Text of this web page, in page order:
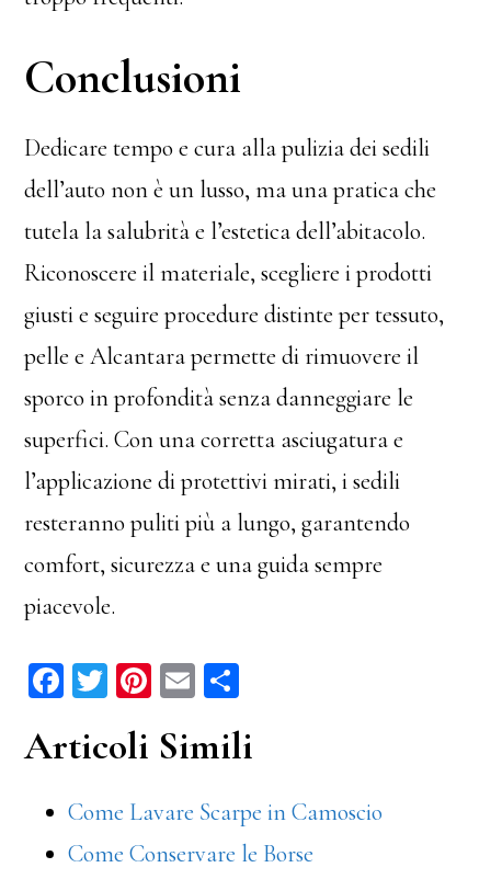
Conclusioni
Dedicare tempo e cura alla pulizia dei sedili
dell’auto non è un lusso, ma una pratica che
tutela la salubrità e l’estetica dell’abitacolo.
Riconoscere il materiale, scegliere i prodotti
giusti e seguire procedure distinte per tessuto,
pelle e Alcantara permette di rimuovere il
sporco in profondità senza danneggiare le
superfici. Con una corretta asciugatura e
l’applicazione di protettivi mirati, i sedili
resteranno puliti più a lungo, garantendo
comfort, sicurezza e una guida sempre
piacevole.
Fa
bo
T
tt
Pi
er
t
E
ail di
di
Articoli Simili
Come Lavare Scarpe in Camoscio
Come Conservare le Borse